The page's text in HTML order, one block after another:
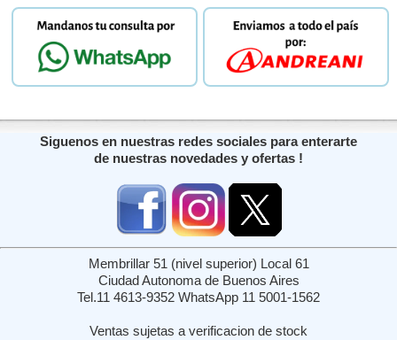
Siguenos en nuestras redes sociales para enterarte
de nuestras novedades y ofertas !
Membrillar 51 (nivel superior) Local 61
Ciudad Autonoma de Buenos Aires
Tel.11 4613-9352 WhatsApp 11 5001-1562
Ventas sujetas a verificacion de stock